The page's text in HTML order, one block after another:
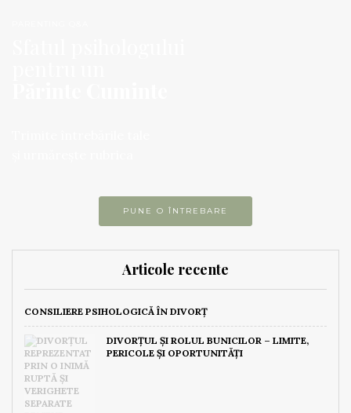
PUNE O ÎNTREBARE
Articole recente
CONSILIERE PSIHOLOGICĂ ÎN DIVORȚ
DIVORȚUL ȘI ROLUL BUNICILOR – LIMITE,
PERICOLE ȘI OPORTUNITĂȚI